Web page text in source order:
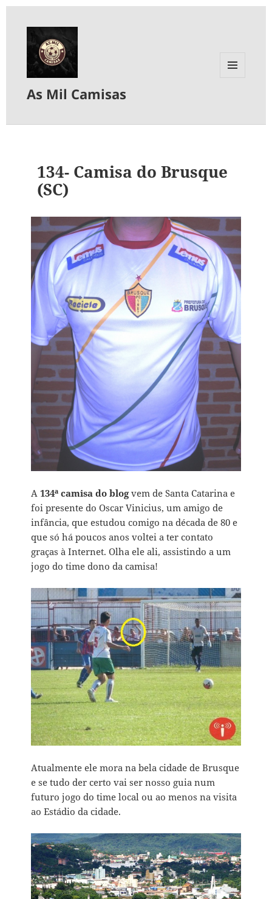
As Mil Camisas
134- Camisa do Brusque
(SC)
A134ª camisa do blogvem de Santa Catarina e
foi presente do Oscar Vinicius, um amigo de
infância, que estudou comigo na década de 80 e
que só há poucos anos voltei a ter contato
graças à Internet. Olha ele ali, assistindo a um
jogo do time dono da camisa!
Atualmente ele mora na bela cidade de Brusque
e se tudo der certo vai ser nosso guia num
futuro jogo do time local ou ao menos na visita
ao Estádio da cidade.